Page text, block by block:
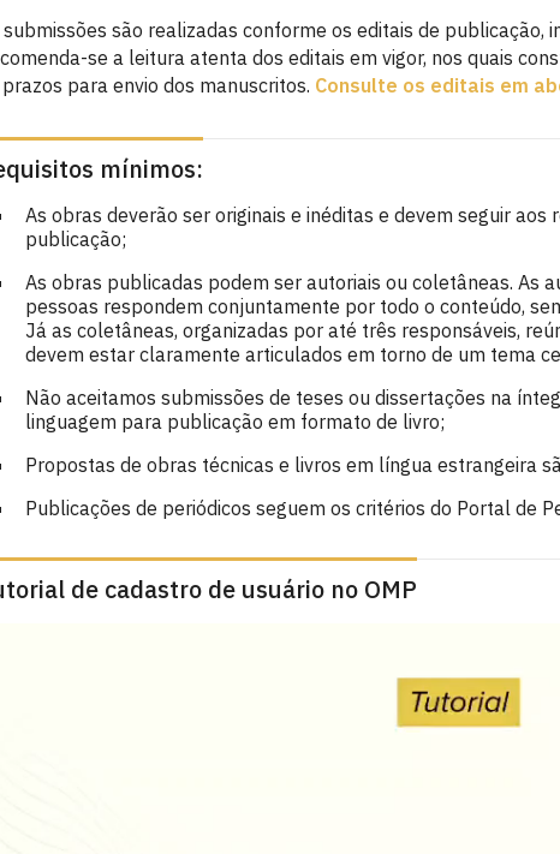
submissões são realizadas conforme os editais de publicação,
se a leitura atenta dos editais em vigor, nos quais
para envio dos manuscritos. Consulte os editais em
mínimos:
As obras deverão ser originais e inéditas e devem seguir
publicação;
As obras publicadas podem ser autoriais ou coletâneas. As
pessoas respondem conjuntamente por todo o conteúdo,
Já as coletâneas, organizadas por até três responsáveis,
devem estar claramente articulados em torno de um tema
Não aceitamos submissões de teses ou dissertações na
linguagem para publicação em formato de livro;
Propostas de obras técnicas e livros em língua estrangeira
Publicações de periódicos seguem os critérios do Portal de
de cadastro de usuário no OMP